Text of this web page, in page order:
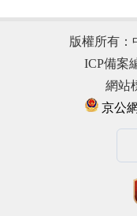
版權所有：
ICP備案
網站
京公